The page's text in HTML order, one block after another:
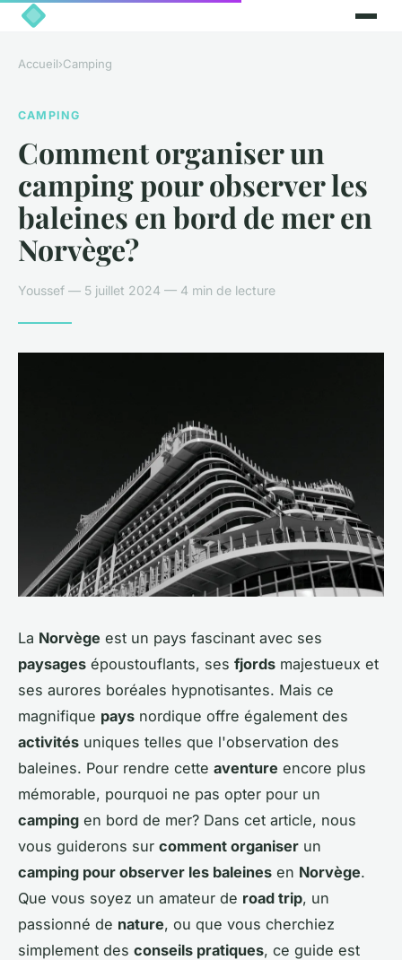
Accueil›Camping
CAMPING
Comment organiser un
camping pour observer les
baleines en bord de mer en
Norvège?
Youssef — 5 juillet 2024 — 4 min de lecture
La Norvège est un pays fascinant avec ses
paysages époustouflants, ses fjords majestueux et
ses aurores boréales hypnotisantes. Mais ce
magnifique pays nordique offre également des
activités uniques telles que l'observation des
baleines. Pour rendre cette aventure encore plus
mémorable, pourquoi ne pas opter pour un
camping en bord de mer? Dans cet article, nous
vous guiderons sur comment organiser un
camping pour observer les baleines en Norvège.
Que vous soyez un amateur de road trip, un
passionné de nature, ou que vous cherchiez
simplement des conseils pratiques, ce guide est